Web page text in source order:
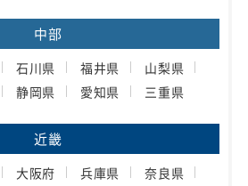
中部
石川県 福井県
山梨県
静岡県 愛知県 三重県
近畿
大阪府 兵庫県
奈良県